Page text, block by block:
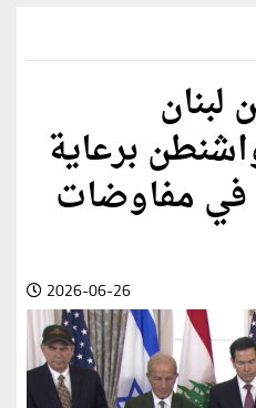
لبنان
برعاية
في مفاوضات
2026-06-26